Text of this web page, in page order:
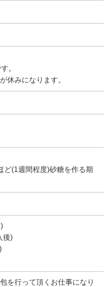
。
休みになります。
(1週間程度)砂糖を作る期
後)
を行って頂くお仕事になり